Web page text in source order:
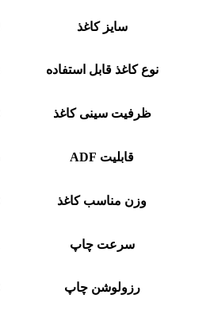
سایز کاغذ
نوع کاغذ قابل استفاده
ظرفیت سینی کاغذ
قابلیت ADF
وزن مناسب کاغذ
سرعت چاپ
رزولوشن چاپ